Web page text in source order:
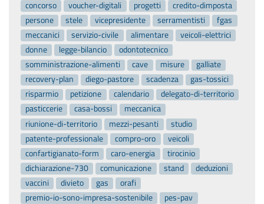
concorso
voucher-digitali progetti
credito-dimposta
persone
stele vicepresidente serramentisti
fgas
meccanici
servizio-civile alimentare
veicoli-elettrici
donne
legge-bilancio
odontotecnico
somministrazione-alimenti
cave misure
galliate
recovery-plan
diego-pastore scadenza
gas-tossici
risparmio
petizione calendario
delegato-di-territorio
pasticcerie
casa-bossi
meccanica
riunione-di-territorio
mezzi-pesanti
studio
patente-professionale
compro-oro
veicoli
confartigianato-form
caro-energia
tirocinio
dichiarazione-730
comunicazione stand
deduzioni
vaccini
divieto gas
orafi
premio-io-sono-impresa-sostenibile
pes-pav